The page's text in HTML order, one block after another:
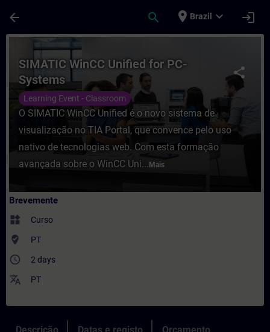
arrow_back search place Brazil expand_more login
Curso - SIMATIC WinCC Unified for PC-
share
SIMATIC WinCC Unified for PC-
Systems
Learning Event - Classroom
O SIMATIC WinCC Unified é o novo sistema de
visualização no TIA Portal, que convence pelo uso
nativo de tecnologias web. Com esta formação
avançada sobre o WinCC Uni... Mais
Brevemente
widgets Curso
where_to_vote PT
access_time 2 days
translate PT